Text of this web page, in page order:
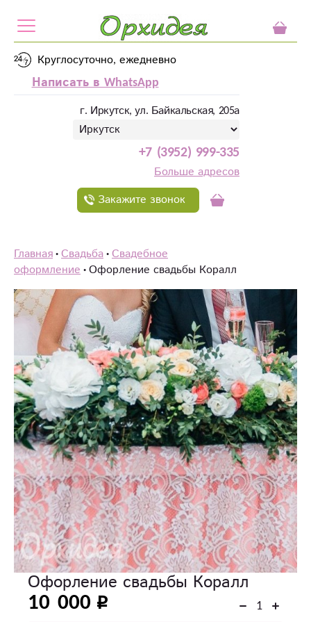
Круглосуточно, ежедневно
Написать в WhatsApp
г. Иркутск, ул. Байкальская, 205а
+7 (3952) 999-335
Больше адресов
Закажите звонок
Главная Свадьба Свадебное
оформление Офорление свадьбы Коралл
Офорление свадьбы Коралл
10 000